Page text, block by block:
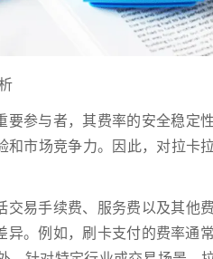
要参与者，其费率的安全稳定
市场竞争力。因此，对拉卡
交易手续费、服务费以及其他
异。例如，刷卡支付的费率通